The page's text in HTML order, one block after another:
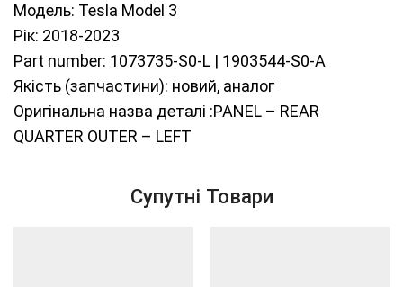
Модель: Tesla Model 3
Рік: 2018-2023
Part number: 1073735-S0-L | 1903544-S0-A
Якість (запчастини): новий, аналог
Оригінальна назва деталі :PANEL – REAR
QUARTER OUTER – LEFT
Супутні Товари